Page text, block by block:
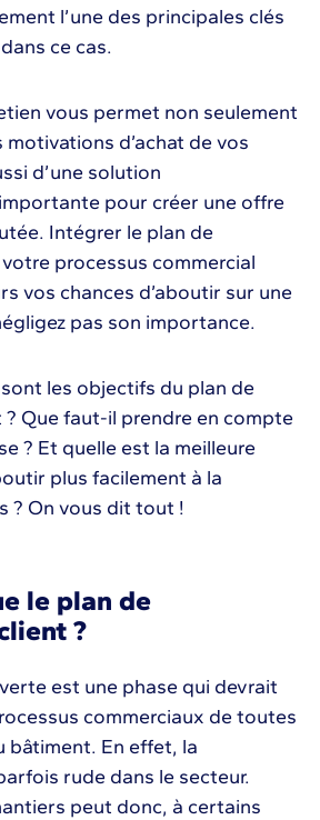
l’une des principales clés
ce cas.
vous permet non seulement
d’achat de vos
d’une solution
pour créer une offre
Intégrer le plan de
processus commercial
vos chances d’aboutir sur une
pas son importance.
les objectifs du plan de
Que faut-il prendre en compte
? Et quelle est la meilleure
plus facilement à la
? On vous dit tout !
le plan de
?
est une phase qui devrait
commerciaux de toutes
bâtiment. En effet, la
rude dans le secteur.
peut donc, à certains